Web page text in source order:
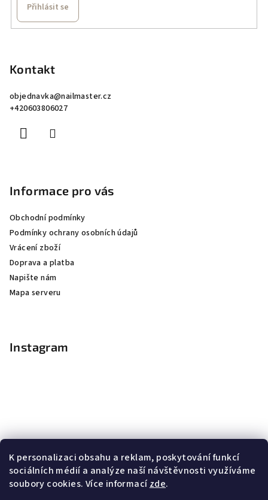
K personalizaci obsahu a reklam, poskytování funkcí
sociálních médií a analýze naší návštěvnosti využíváme
soubory cookies. Více informacízde.
Přihlásit se
Kontakt
objednavka@nailmaster.cz
+420603806027
Informace pro vás
Obchodní podmínky
Podmínky ochrany osobních údajů
Vrácení zboží
Doprava a platba
Napište nám
Mapa serveru
Instagram